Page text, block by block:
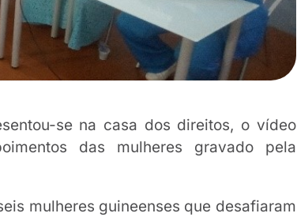
se na casa dos direitos, o vídeo
das mulheres gravado pela
mulheres guineenses que desafiaram